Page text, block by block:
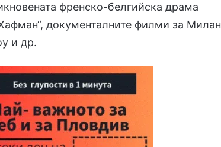
френско-белгийска драма
документалните филми за Милан
и др.